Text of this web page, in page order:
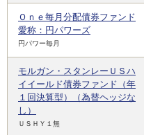
Ｏｎｅ毎月分配債券ファンド
愛称：円パワーズ
円パワー毎月
モルガン・スタンレーＵＳハ
イイールド債券ファンド（年
１回決算型）（為替ヘッジな
し）
ＵＳＨＹ１無